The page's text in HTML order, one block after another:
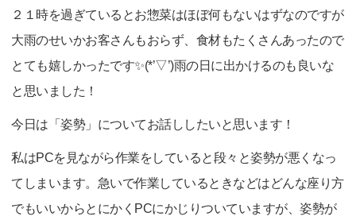
２１時を過ぎているとお惣菜はほぼ何もないはずなのですが
大雨のせいかお客さんもおらず、食材もたくさんあったので
とても嬉しかったです✨(*’▽’)雨の日に出かけるのも良いな
と思いました！
今日は「姿勢」についてお話ししたいと思います！
私はPCを見ながら作業をしていると段々と姿勢が悪くなっ
てしまいます。急いで作業しているときなどはどんな座り方
でもいいからとにかくPCにかじりついていますが、姿勢が